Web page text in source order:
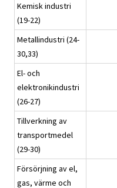
Kemisk industri
(19-22)
Metallindustri (24-
30,33)
El- och
elektronikindustri
(26-27)
Tillverkning av
transportmedel
(29-30)
Försörjning av el,
gas, värme och